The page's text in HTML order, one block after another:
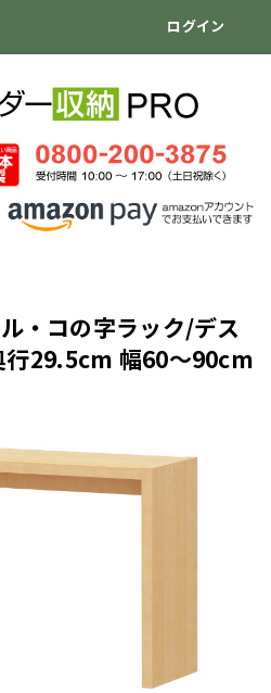
・コの字ラック/デス
29.5cm 幅60～90cm